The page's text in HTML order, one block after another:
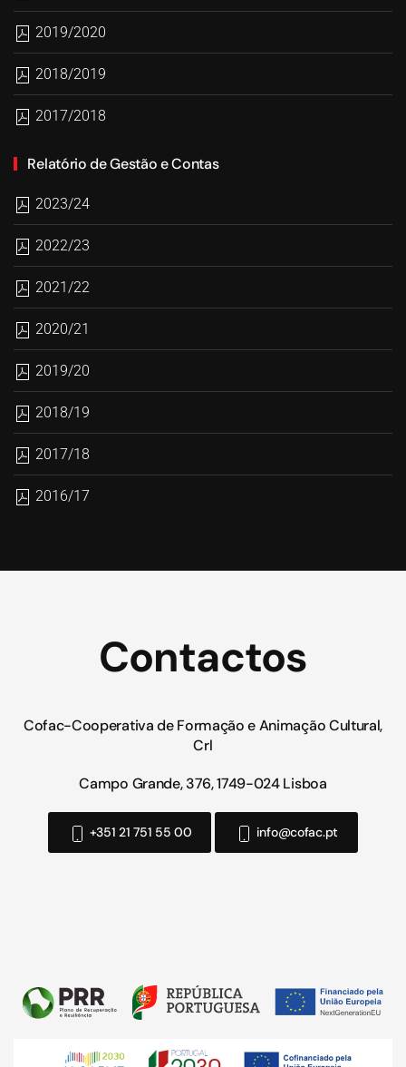
2019/2020
2018/2019
2017/2018
Relatório de Gestão e Contas
2023/24
2022/23
2021/22
2020/21
2019/20
2018/19
2017/18
2016/17
Contactos
Cofac-Cooperativa de Formação e Animação Cultural,
Crl
Campo Grande, 376, 1749-024 Lisboa
+351 21 751 55 00 info@cofac.pt